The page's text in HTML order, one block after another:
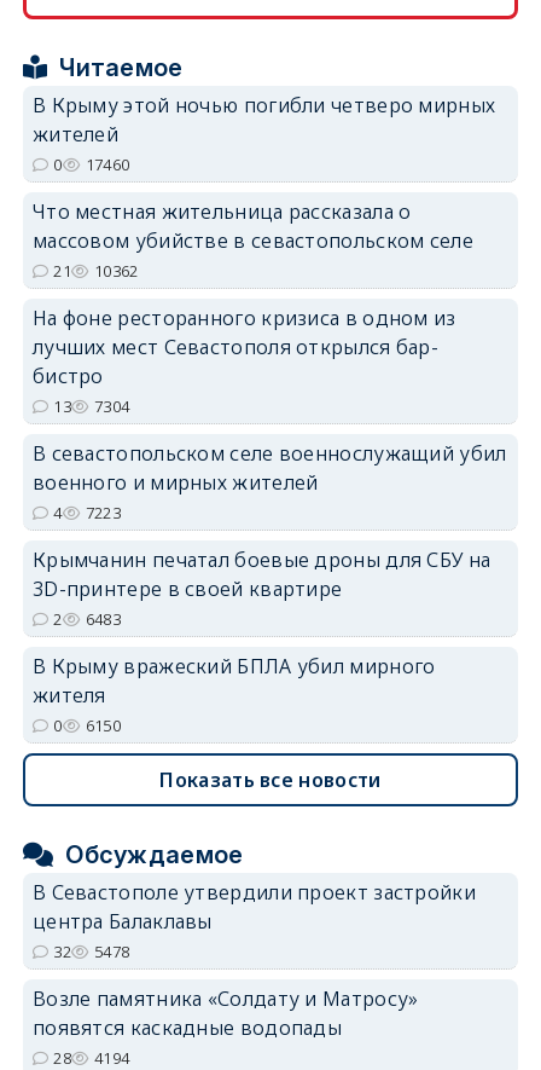
erid: 2SDnjcrDNw6
erid: 2SDnjdvhGXG
Читаемое
В Крыму этой ночью погибли четверо мирных
жителей
0 17460
Что местная жительница рассказала о
массовом убийстве в севастопольском селе
21 10362
На фоне ресторанного кризиса в одном из
лучших мест Севастополя открылся бар-
бистро
13 7304
В севастопольском селе военнослужащий убил
военного и мирных жителей
4 7223
Крымчанин печатал боевые дроны для СБУ на
3D-принтере в своей квартире
2 6483
В Крыму вражеский БПЛА убил мирного
жителя
0 6150
Показать все новости
Обсуждаемое
В Севастополе утвердили проект застройки
центра Балаклавы
32 5478
Возле памятника «Солдату и Матросу»
появятся каскадные водопады
28 4194